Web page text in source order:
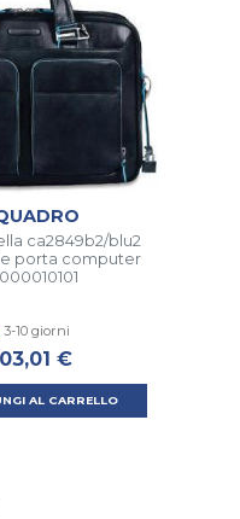
ca2849b2/blu2
porta computer
3-10 giorni
€
AL CARRELLO